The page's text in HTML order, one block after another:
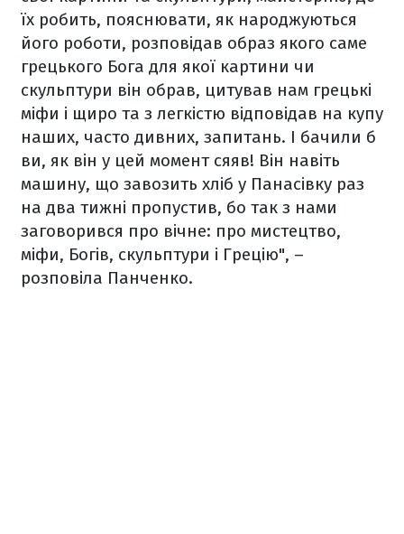
їх робить, пояснювати, як народжуються
його роботи, розповідав образ якого саме
грецького Бога для якої картини чи
скульптури він обрав, цитував нам грецькі
міфи і щиро та з легкістю відповідав на купу
наших, часто дивних, запитань. І бачили б
ви, як він у цей момент сяяв! Він навіть
машину, що завозить хліб у Панасівку раз
на два тижні пропустив, бо так з нами
заговорився про вічне: про мистецтво,
міфи, Богів, скульптури і Грецію", –
розповіла Панченко.